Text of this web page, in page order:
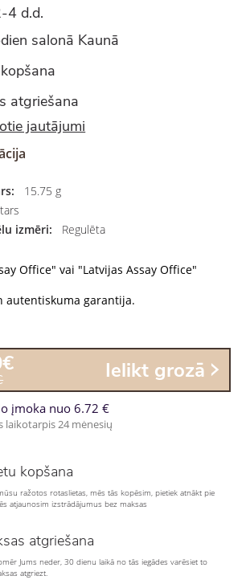
4 d.d.
salonā Kaunā
atgriešana
jautājumi
15.75 g
izmēri:
Regulēta
Office" vai "Latvijas Assay Office"
autentiskuma garantija.
Ielikt grozā
įmoka nuo 6.72 €
laikotarpis 24 mėnesių
kopšana
ražotos rotaslietas, mēs tās kopēsim, pietiek atnākt pie
atjaunosim izstrādājumus bez maksas
atgriešana
Jums neder, 30 dienu laikā no tās iegādes varēsiet to
atgriezt.